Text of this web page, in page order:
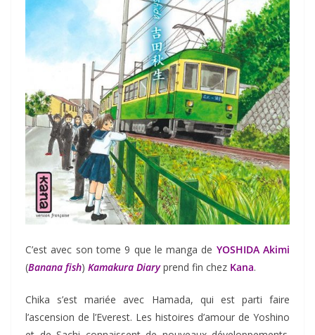
C’est avec son tome 9 que le manga de YOSHIDA Akimi
(Banana fish) Kamakura Diaryprend fin chez Kana.
Chika s’est mariée avec Hamada, qui est parti faire
l’ascension de l’Everest. Les histoires d’amour de Yoshino